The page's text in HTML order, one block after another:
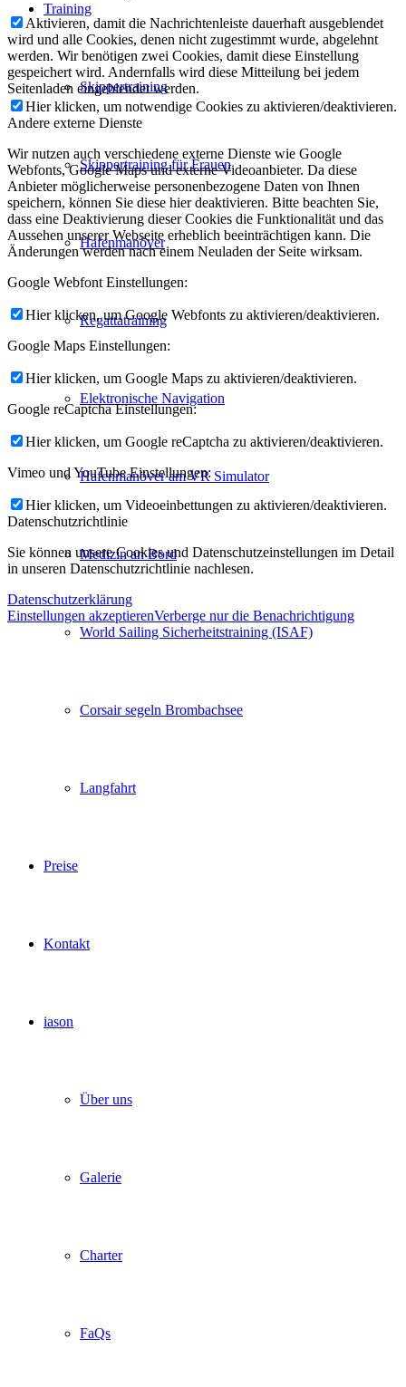
Training
Skippertraining
Skippertraining für Frauen
Hafenmanöver
Regattatraining
Elektronische Navigation
Hafenmanöver am VR Simulator
Medizin an Bord
World Sailing Sicherheitstraining (ISAF)
Corsair segeln Brombachsee
Langfahrt
Preise
Kontakt
iason
Über uns
Galerie
Charter
FaQs
Aktivieren, damit die Nachrichtenleiste dauerhaft ausgeblendet
wird und alle Cookies, denen nicht zugestimmt wurde, abgelehnt
werden. Wir benötigen zwei Cookies, damit diese Einstellung
gespeichert wird. Andernfalls wird diese Mitteilung bei jedem
Seitenladen eingeblendet werden.
Hier klicken, um notwendige Cookies zu aktivieren/deaktivieren.
Andere externe Dienste
Wir nutzen auch verschiedene externe Dienste wie Google
Webfonts, Google Maps und externe Videoanbieter. Da diese
Anbieter möglicherweise personenbezogene Daten von Ihnen
speichern, können Sie diese hier deaktivieren. Bitte beachten Sie,
dass eine Deaktivierung dieser Cookies die Funktionalität und das
Aussehen unserer Webseite erheblich beeinträchtigen kann. Die
Änderungen werden nach einem Neuladen der Seite wirksam.
Google Webfont Einstellungen:
Hier klicken, um Google Webfonts zu aktivieren/deaktivieren.
Google Maps Einstellungen:
Hier klicken, um Google Maps zu aktivieren/deaktivieren.
Google reCaptcha Einstellungen:
Hier klicken, um Google reCaptcha zu aktivieren/deaktivieren.
Vimeo und YouTube Einstellungen:
Hier klicken, um Videoeinbettungen zu aktivieren/deaktivieren.
Datenschutzrichtlinie
Sie können unsere Cookies und Datenschutzeinstellungen im Detail
in unseren Datenschutzrichtlinie nachlesen.
Datenschutzerklärung
Einstellungen akzeptierenVerberge nur die Benachrichtigung